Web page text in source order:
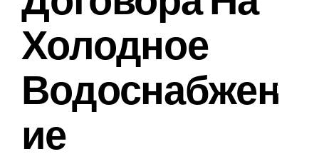
Х
Холодное
Водоснабжен
Ие